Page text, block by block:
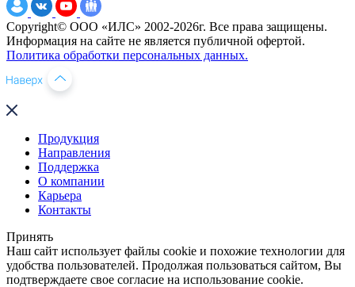
Copyright© ООО «ИЛС» 2002-2026г. Все права защищены.
Информация на сайте не является публичной офертой.
Политика обработки персональных данных.
Продукция
Направления
Поддержка
О компании
Карьера
Контакты
Принять
Наш сайт использует файлы cookie и похожие технологии для
удобства пользователей. Продолжая пользоваться сайтом, Вы
подтверждаете свое согласие на использование cookie.